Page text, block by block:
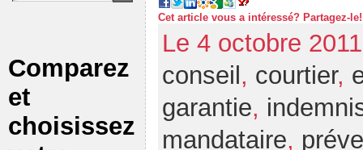
Comparez
et
choisissez
Cet article vous a intéressé? Partagez-le!
Le 4 octobre
conseil , courtier,
garantie,
mandataire,